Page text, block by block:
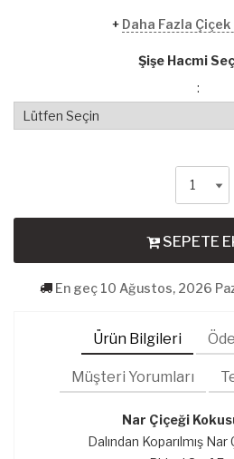
+ Daha Fazla Çiçek
Şişe Hacmi
:
SEPETE
En geç 10 Ağustos, 2026
Ürün Bilgileri
Müşteri Yorumları
Nar Çiçeği
Dalından Koparılmış